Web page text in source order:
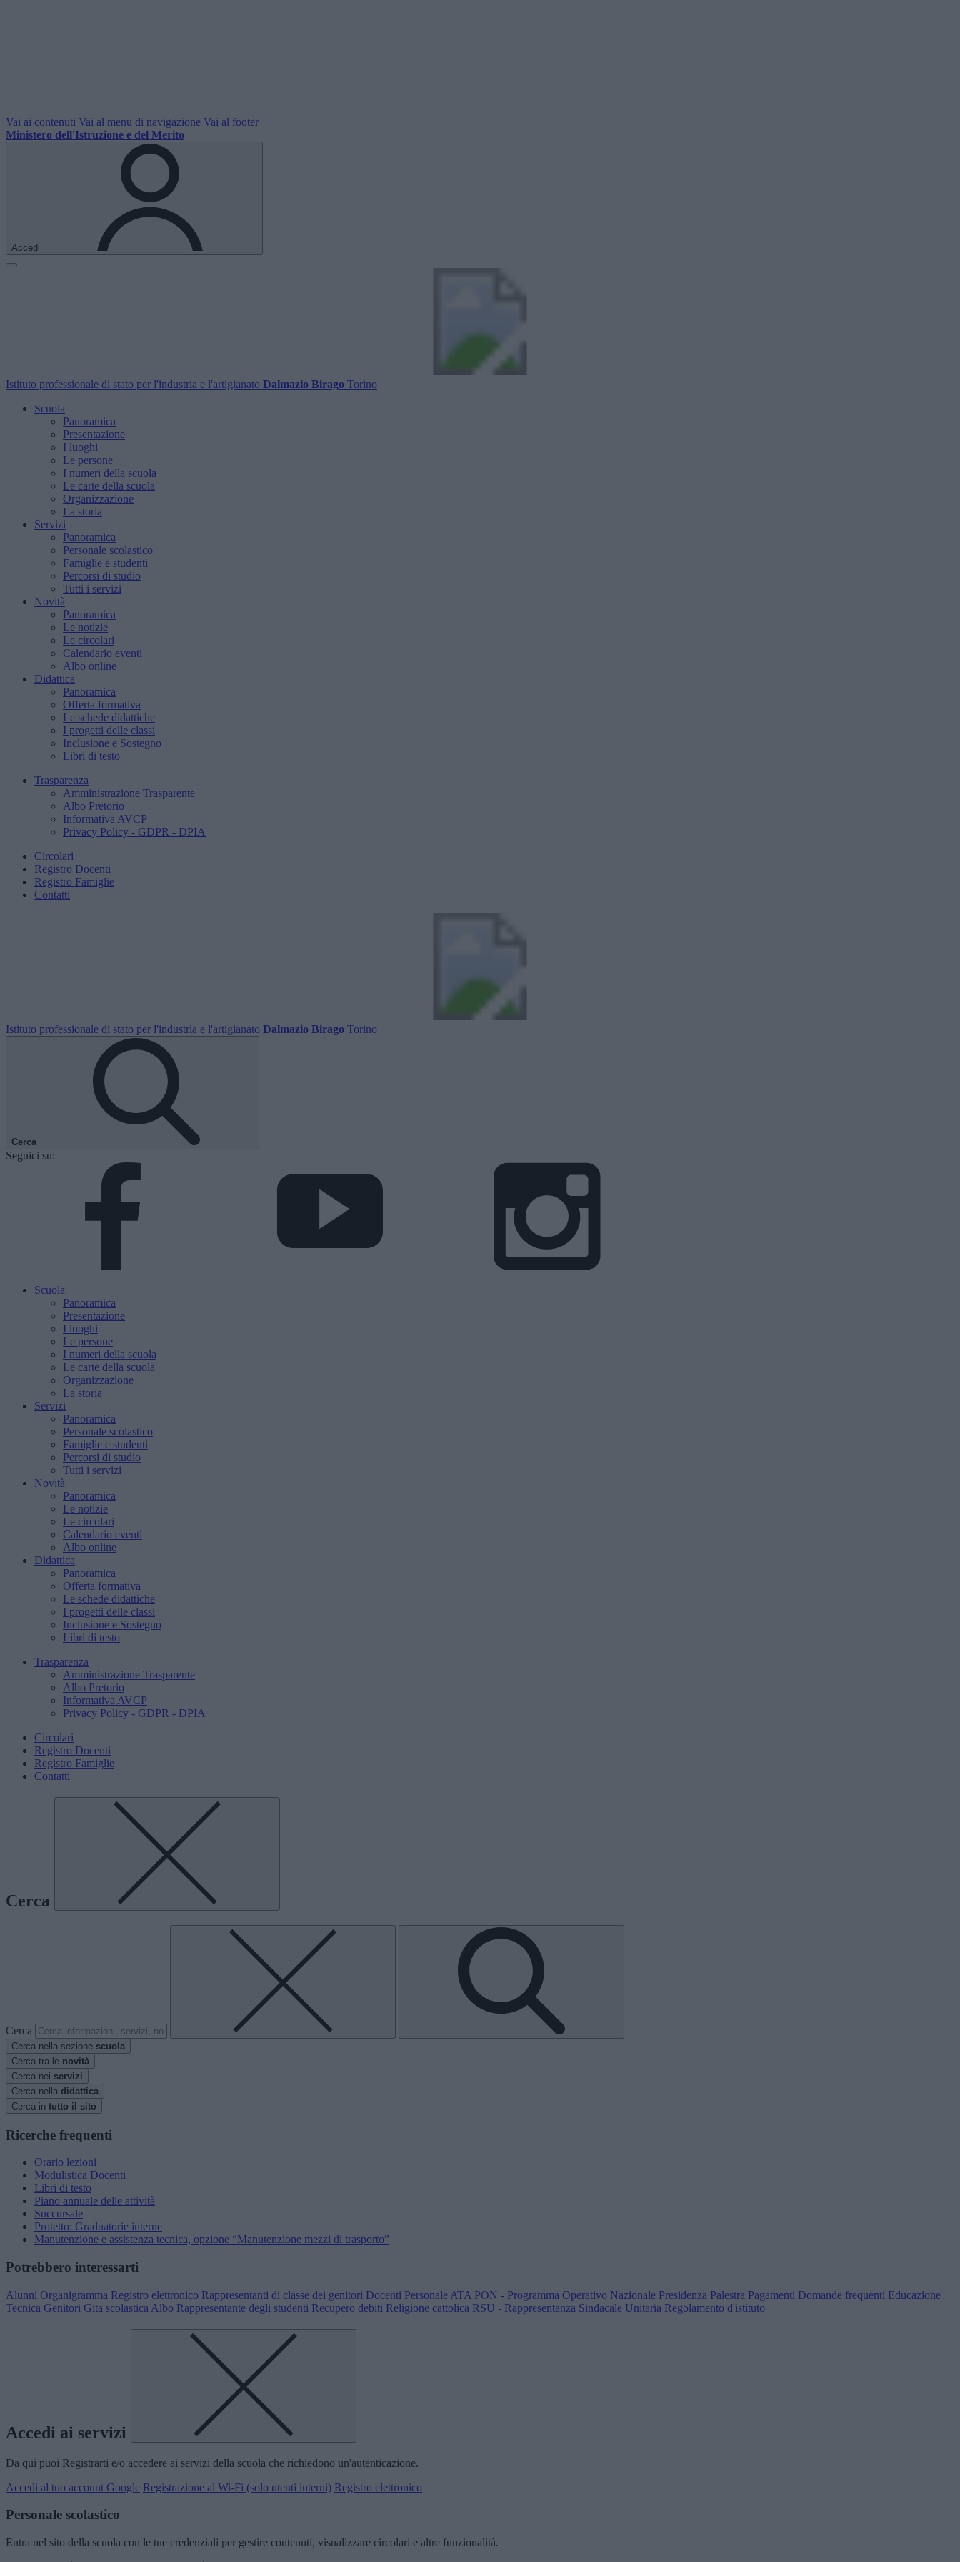
Vai ai contenuti Vai al menu di navigazione Vai al footer
Ministero dell'Istruzione e del Merito
Accedi
Istituto professionale di stato per l'industria e l'artigianato Dalmazio Birago Torino
Scuola
Panoramica
Presentazione
I luoghi
Le persone
I numeri della scuola
Le carte della scuola
Organizzazione
La storia
Servizi
Panoramica
Personale scolastico
Famiglie e studenti
Percorsi di studio
Tutti i servizi
Novità
Panoramica
Le notizie
Le circolari
Calendario eventi
Albo online
Didattica
Panoramica
Offerta formativa
Le schede didattiche
I progetti delle classi
Inclusione e Sostegno
Libri di testo
Trasparenza
Amministrazione Trasparente
Albo Pretorio
Informativa AVCP
Privacy Policy - GDPR - DPIA
Circolari
Registro Docenti
Registro Famiglie
Contatti
Istituto professionale di stato per l'industria e l'artigianato Dalmazio Birago Torino
Cerca
Seguici su:
Scuola
Panoramica
Presentazione
I luoghi
Le persone
I numeri della scuola
Le carte della scuola
Organizzazione
La storia
Servizi
Panoramica
Personale scolastico
Famiglie e studenti
Percorsi di studio
Tutti i servizi
Novità
Panoramica
Le notizie
Le circolari
Calendario eventi
Albo online
Didattica
Panoramica
Offerta formativa
Le schede didattiche
I progetti delle classi
Inclusione e Sostegno
Libri di testo
Trasparenza
Amministrazione Trasparente
Albo Pretorio
Informativa AVCP
Privacy Policy - GDPR - DPIA
Circolari
Registro Docenti
Registro Famiglie
Contatti
Cerca
Cerca
Cerca nella sezione scuola
Cerca tra le novità
Cerca nei servizi
Cerca nella didattica
Cerca in tutto il sito
Ricerche frequenti
Orario lezioni
Modulistica Docenti
Libri di testo
Piano annuale delle attività
Succursale
Protetto: Graduatorie interne
Manutenzione e assistenza tecnica, opzione “Manutenzione mezzi di trasporto”
Potrebbero interessarti
Alunni Organigramma Registro elettronico Rappresentanti di classe dei genitori Docenti Personale ATA PON - Programma Operativo Nazionale Presidenza Palestra Pagamenti Domande frequenti Educazione
Tecnica Genitori Gita scolastica Albo Rappresentante degli studenti Recupero debiti Religione cattolica RSU - Rappresentanza Sindacale Unitaria Regolamento d'istituto
Accedi ai servizi
Da qui puoi Registrarti e/o accedere ai servizi della scuola che richiedono un'autenticazione.
Accedi al tuo account Google Registrazione al Wi-Fi (solo utenti interni) Registro elettronico
Personale scolastico
Entra nel sito della scuola con le tue credenziali per gestire contenuti, visualizzare circolari e altre funzionalità.